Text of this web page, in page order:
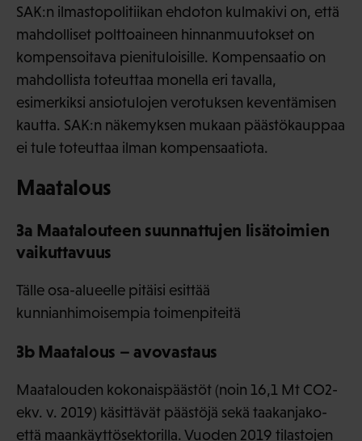
SAK:n ilmastopolitiikan ehdoton kulmakivi on, että
mahdolliset polttoaineen hinnanmuutokset on
kompensoitava pienituloisille. Kompensaatio on
mahdollista toteuttaa monella eri tavalla,
esimerkiksi ansiotulojen verotuksen keventämisen
kautta. SAK:n näkemyksen mukaan päästökauppaa
ei tule toteuttaa ilman kompensaatiota.
Maatalous
3a Maatalouteen suunnattujen lisätoimien
vaikuttavuus
Tälle osa-alueelle pitäisi esittää
kunnianhimoisempia toimenpiteitä
3b Maatalous – avovastaus
Maatalouden kokonaispäästöt (noin 16,1 Mt CO2-
ekv. v. 2019) käsittävät päästöjä sekä taakanjako-
että maankäyttösektorilla. Vuoden 2019 tilastojen